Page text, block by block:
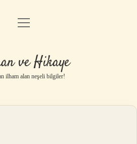
Anasayfa
Yasal Uyarı
menüyü
ve Hikaye
ilham alan neşeli bilgiler!